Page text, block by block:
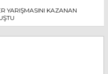
YARIŞMASINI KAZANAN